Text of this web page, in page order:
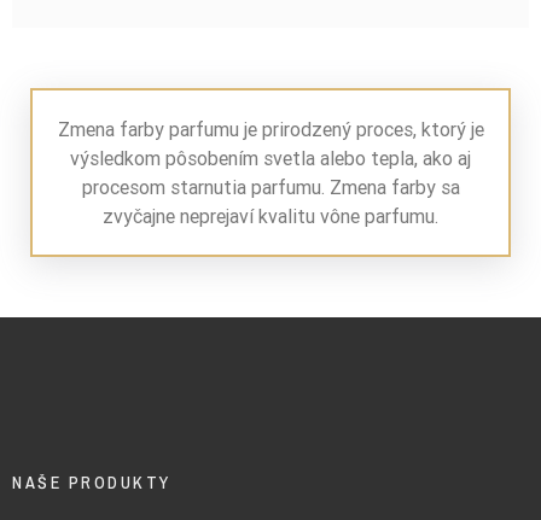
Zmena farby parfumu je prirodzený proces, ktorý je
výsledkom pôsobením svetla alebo tepla, ako aj
procesom starnutia parfumu. Zmena farby sa
zvyčajne neprejaví kvalitu vône parfumu.
NAŠE PRODUKTY